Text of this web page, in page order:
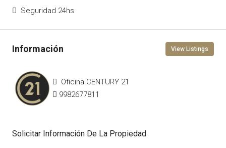
Seguridad 24hs
View Listings
Oficina CENTURY 21
9982677811
Solicitar Información De La Propiedad